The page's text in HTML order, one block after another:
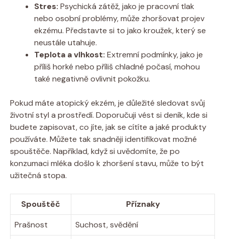
Stres: Psychická zátěž,‍ jako je pracovní ⁢tlak
nebo osobní problémy, ⁣může zhoršovat ‍projev⁤
ekzému. Představte si to jako‌ kroužek, který se
neustále utahuje.
Teplota a ⁤vlhkost: Extremní⁢ podmínky,⁣ jako je⁣
příliš horké nebo příliš⁣ chladné počasí, mohou
také​ negativně ovlivnit pokožku.
Pokud máte atopický ekzém, ​je důležité sledovat ‍svůj
životní ‍styl a prostředí. Doporučuji vést si deník, ⁢kde si
budete zapisovat, co ⁢jíte, jak se cítíte a jaké produkty
používáte. ‌Můžete ‍tak snadněji identifikovat možné‍
spouštěče. Například, když‌ si uvědomíte, že po‍
konzumaci mléka⁢ došlo ‌k‍ zhoršení ​stavu, může‌ to být
užitečná ⁣stopa.
Spouštěč
Příznaky
Prašnost
Suchost, svědění